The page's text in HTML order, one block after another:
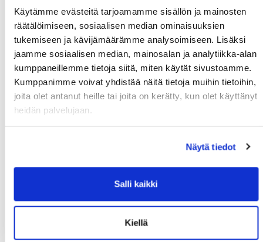
Käytämme evästeitä tarjoamamme sisällön ja mainosten
räätälöimiseen, sosiaalisen median ominaisuuksien
tukemiseen ja kävijämäärämme analysoimiseen. Lisäksi
jaamme sosiaalisen median, mainosalan ja analytiikka-alan
kumppaneillemme tietoja siitä, miten käytät sivustoamme.
Kumppanimme voivat yhdistää näitä tietoja muihin tietoihin,
joita olet antanut heille tai joita on kerätty, kun olet käyttänyt
heidän palvelujaan.
Näytä tiedot
Salli kaikki
Kiellä
We wish you energy for the rest of the year
and peaceful Christmas time!
Best regards, CampusMoWe team <3
CampusMoWe customer survey
to answer. Survey opens by clicking the box.
You can answer both or just another survey. If you
answer both, it is recommend to open both